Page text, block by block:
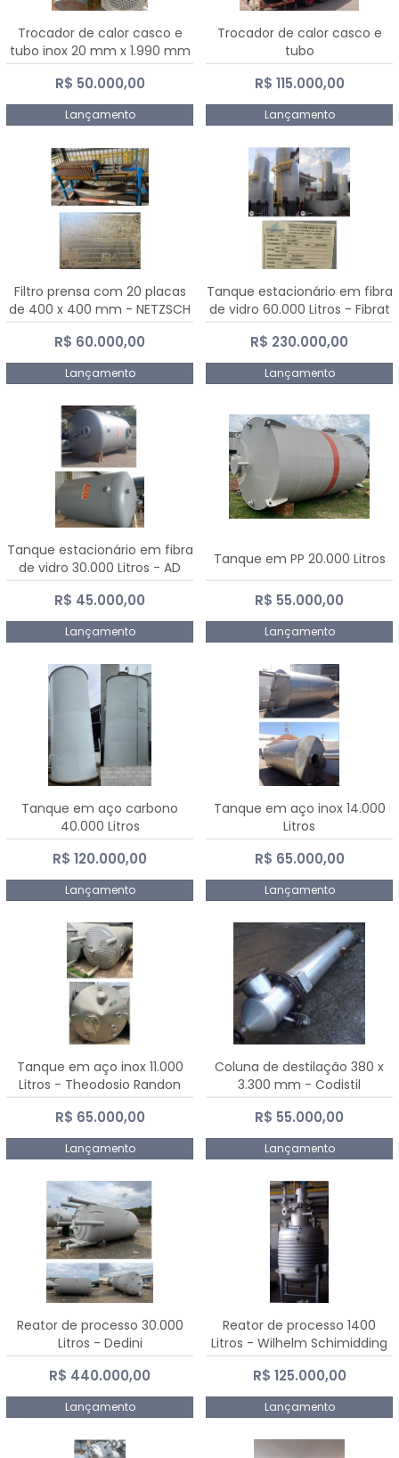
Trocador de calor casco e
tubo inox 20 mm x 1.990 mm
R$ 50.000,00
Lançamento
Trocador de calor casco e
tubo
R$ 115.000,00
Lançamento
Filtro prensa com 20 placas
de 400 x 400 mm - NETZSCH
R$ 60.000,00
Lançamento
Tanque estacionário em fibra
de vidro 60.000 Litros - Fibrat
R$ 230.000,00
Lançamento
Tanque estacionário em fibra
de vidro 30.000 Litros - AD
Fibras
R$ 45.000,00
Lançamento
Tanque em PP 20.000 Litros
R$ 55.000,00
Lançamento
Tanque em aço carbono
40.000 Litros
R$ 120.000,00
Lançamento
Tanque em aço inox 14.000
Litros
R$ 65.000,00
Lançamento
Tanque em aço inox 11.000
Litros - Theodosio Randon
R$ 65.000,00
Lançamento
Coluna de destilação 380 x
3.300 mm - Codistil
R$ 55.000,00
Lançamento
Reator de processo 30.000
Litros - Dedini
R$ 440.000,00
Lançamento
Reator de processo 1400
Litros - Wilhelm Schimidding
R$ 125.000,00
Lançamento